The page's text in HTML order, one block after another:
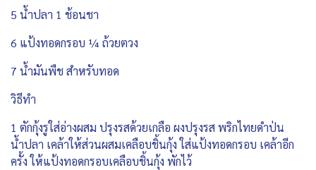
5 น้ำปลา 1 ช้อนชา
6 แป้งทอดกรอบ ¼ ถ้วยตวง
7 น้ำมันพืช สำหรับทอด
วิธีทำ
1 ตักกุ้งรูใส่อ่างผสม ปรุงรสด้วยเกลือ ผงปรุงรส พริกไทยดำป่น
น้ำปลา เคล้าให้ส่วนผสมเคลือบชิ้นกุ้ง ใส่แป้งทอดกรอบ เคล้าอีก
ครั้ง ให้แป้งทอดกรอบเคลือบชิ้นกุ้ง พักไว้